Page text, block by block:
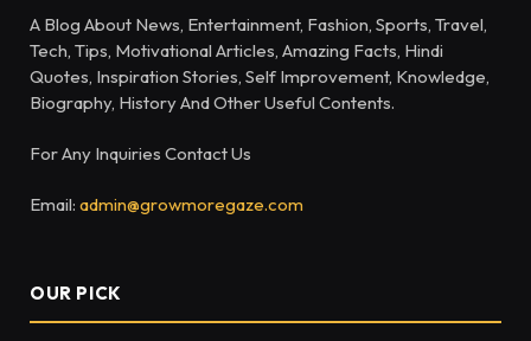
A Blog About News, Entertainment, Fashion, Sports, Travel,
Tech, Tips, Motivational Articles, Amazing Facts, Hindi
Quotes, Inspiration Stories, Self Improvement, Knowledge,
Biography, History And Other Useful Contents.
For Any Inquiries Contact Us
Email: admin@growmoregaze.com
OUR PICK